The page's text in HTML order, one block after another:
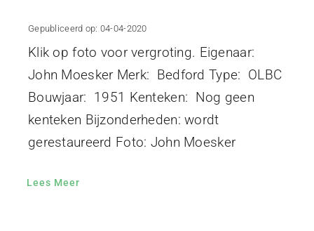
Gepubliceerd op: 04-04-2020
Klik op foto voor vergroting. Eigenaar:
John Moesker Merk: Bedford Type: OLBC
Bouwjaar: 1951 Kenteken: Nog geen
kenteken Bijzonderheden: wordt
gerestaureerd Foto: John Moesker
Lees Meer